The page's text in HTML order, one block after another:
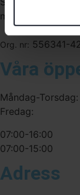
medarbetare
Org. nr: 556341-
Våra
Måndag-Torsdag:
Fredag:
07:00-16:00
07:00-15:00
Adress